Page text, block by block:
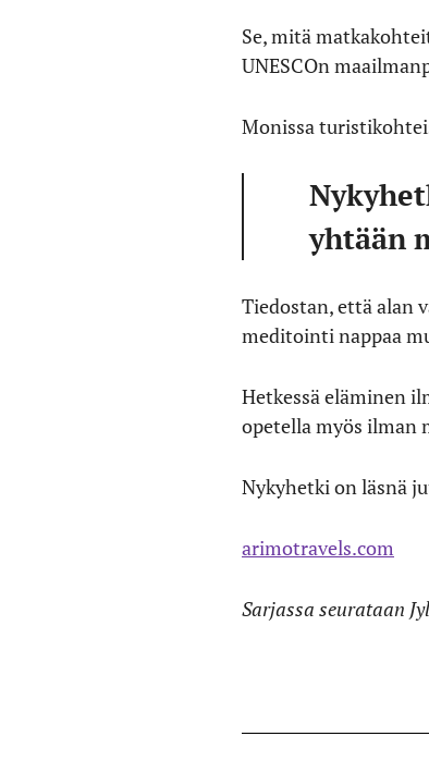
Se, mitä
UNESCOn
Monissa
yhtään
Tiedostan, että alan
meditointi nappaa
Hetkessä eläminen
opetella myös ilman
Nykyhetki on läsnä
arimotravels.com
Sarjassa seurataan